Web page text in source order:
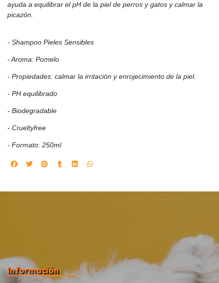
ayuda a equilibrar el pH de la piel de perros y gatos y calmar la
picazón.
- Shampoo Pieles Sensibles
- Aroma: Pomelo
- Propiedades: calmar la irritación y enrojecimiento de la piel.
- PH equilibrado
- Biodegradable
- Crueltyfree
- Formato: 250ml
Información